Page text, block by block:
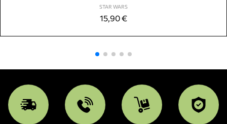
STAR WARS
15,90€